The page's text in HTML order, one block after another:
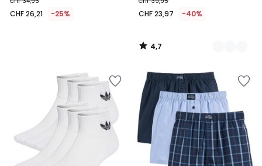
CHF 26,21 -25% CHF 23,97 -40%
4,7
/